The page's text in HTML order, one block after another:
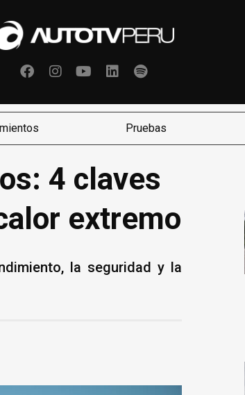
Pruebas
4 claves
extremo
la seguridad y la